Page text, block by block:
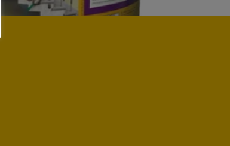
Produktdatenblatt
Haftbrücke für das Sika MonoTop-PCC-